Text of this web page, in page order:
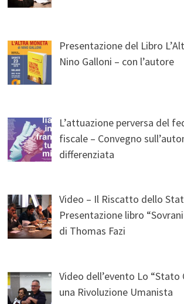
Presentazione del Libro
Nino Galloni – con l’autore
L’attuazione perversa del
fiscale – Convegno
differenziata
Video – Il Riscatto dello
Presentazione libro
di Thomas Fazi
Video dell’evento Lo
una Rivoluzione Umanista